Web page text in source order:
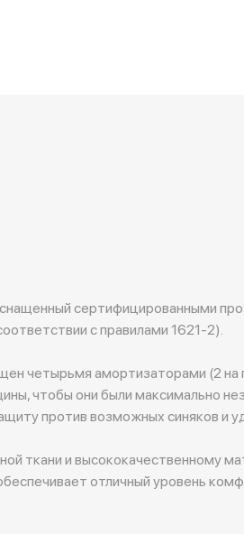
сертифицированными
с правилами 1621-2).
четырьмя амортизаторами (2 на
чтобы они были максимально
против возможных синяков и
ткани и высококачественному
отличный уровень